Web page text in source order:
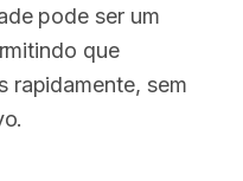
pode ser um
que
rapidamente, sem